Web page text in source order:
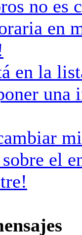
no es
en
en la
el